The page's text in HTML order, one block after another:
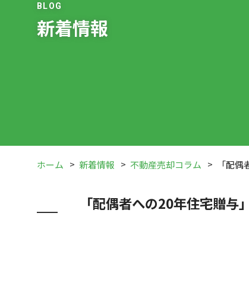
新着情報
BLOG
ホーム 新着情報 不動産売却コラム 「配
「配偶者への20年住宅贈